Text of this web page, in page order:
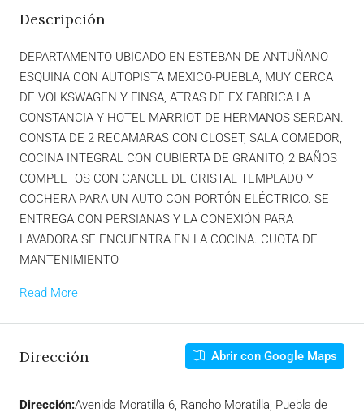
Descripción
DEPARTAMENTO UBICADO EN ESTEBAN DE ANTUÑANO
ESQUINA CON AUTOPISTA MEXICO-PUEBLA, MUY CERCA
DE VOLKSWAGEN Y FINSA, ATRAS DE EX FABRICA LA
CONSTANCIA Y HOTEL MARRIOT DE HERMANOS SERDAN.
CONSTA DE 2 RECAMARAS CON CLOSET, SALA COMEDOR,
COCINA INTEGRAL CON CUBIERTA DE GRANITO, 2 BAÑOS
COMPLETOS CON CANCEL DE CRISTAL TEMPLADO Y
COCHERA PARA UN AUTO CON PORTÓN ELÉCTRICO. SE
ENTREGA CON PERSIANAS Y LA CONEXIÓN PARA
LAVADORA SE ENCUENTRA EN LA COCINA. CUOTA DE
MANTENIMIENTO
Read More
Dirección Abrir con Google Maps
Dirección:Avenida Moratilla 6, Rancho Moratilla, Puebla de